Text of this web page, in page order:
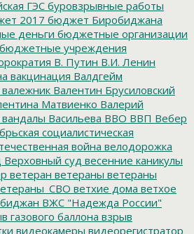
ГЭСбуровзрывные работы
2017 бюджет Биробиджана
деньги бюджетные организации
бюджетные учреждения
В. Путин В.И. Ленин
вакцинация Валдгейм
валежник Валентин Брусиловский
Матвиенко Валерий
вандалы Васильева ВВО ВВП Вебер
социалистическая
война велодорожка
Верховный суд весенние каникулы
ветеран ветераны ветераны
ветхие дома ветхое
ВЖС "Надежда России"
газового баллона взрыв
видеокамеры видеорегистратор